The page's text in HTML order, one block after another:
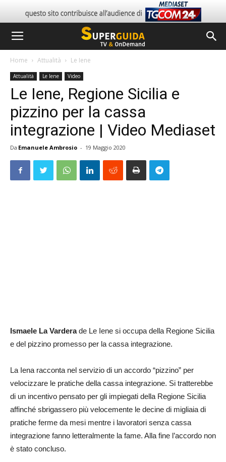
Home Attualità Le Iene
Attualità Le Iene Video
Le Iene, Regione Sicilia e
pizzino per la cassa
integrazione | Video Mediaset
Da Emanuele Ambrosio - 19 Maggio 2020
Ismaele La Varderade Le Iene si occupa della Regione Sicilia
e del pizzino promesso per la cassa integrazione.
La Iena racconta nel servizio di un accordo “pizzino” per
velocizzare le pratiche della cassa integrazione. Si tratterebbe
di un incentivo pensato per gli impiegati della Regione Sicilia
affinché sbrigassero più velocemente le decine di migliaia di
pratiche ferme da mesi mentre i lavoratori senza cassa
integrazione fanno letteralmente la fame. Alla fine l’accordo non
è stato concluso.